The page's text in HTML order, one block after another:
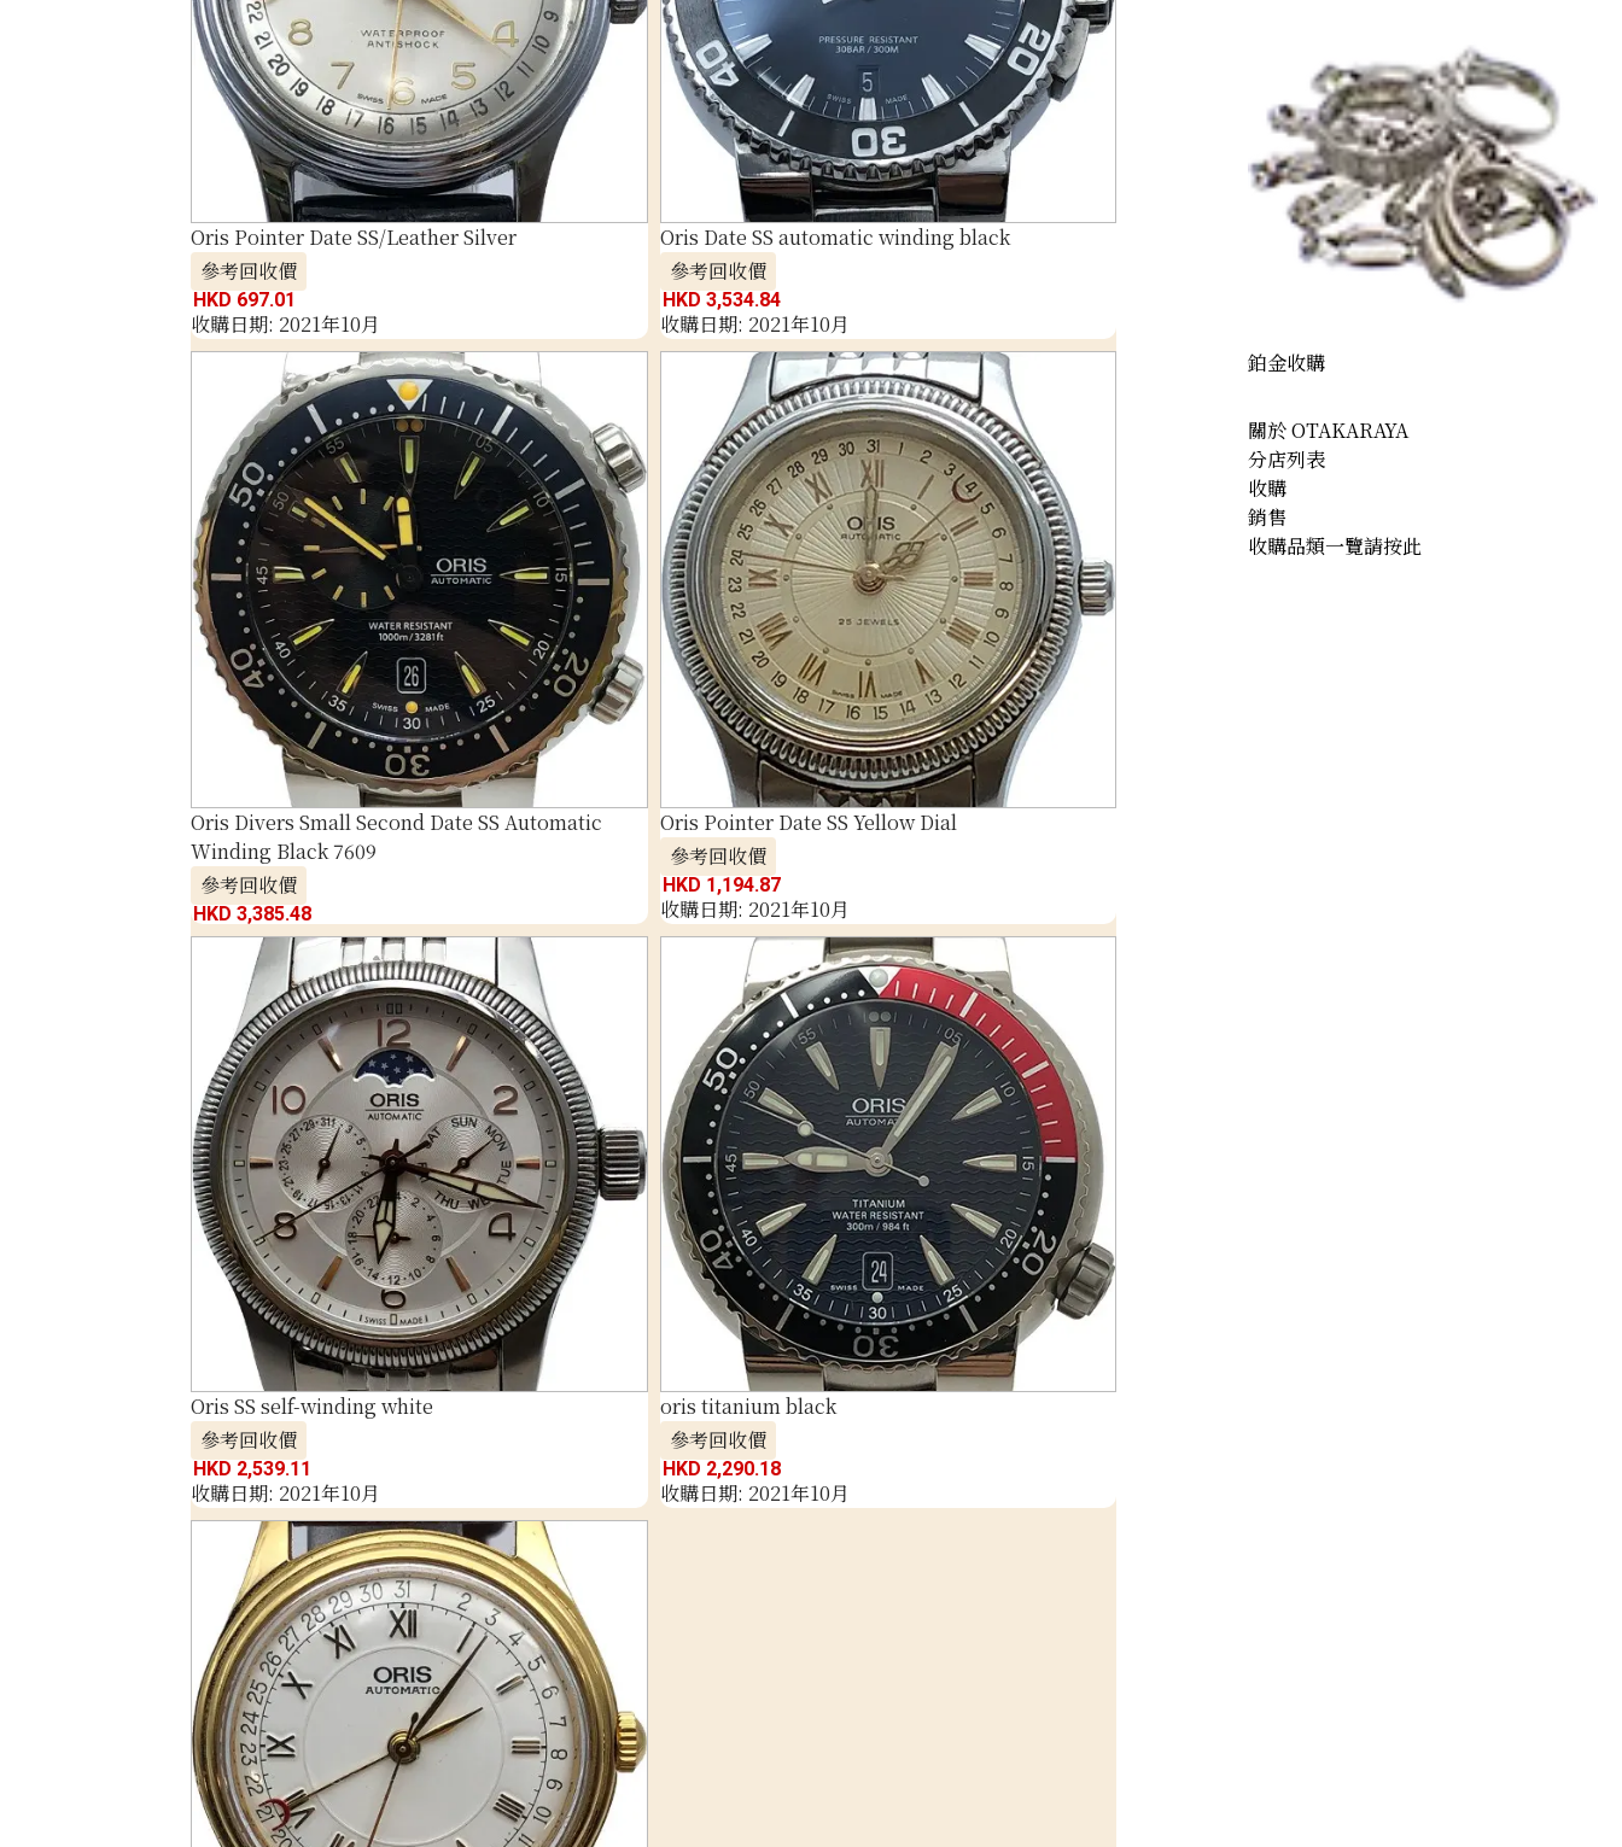
Oris Pointer Date SS/Leather Silver
參考回收價
HKD 697.01
收購日期: 2021年10月
Oris Date SS automatic winding black
參考回收價
HKD 3,534.84
收購日期: 2021年10月
Oris Divers Small Second Date SS Automatic
Winding Black 7609
參考回收價
HKD 3,385.48
Oris Pointer Date SS Yellow Dial
參考回收價
HKD 1,194.87
收購日期: 2021年10月
Oris SS self-winding white
參考回收價
HKD 2,539.11
收購日期: 2021年10月
oris titanium black
參考回收價
HKD 2,290.18
收購日期: 2021年10月
鉑金收購
關於 OTAKARAYA
分店列表
收購
銷售
收購品類一覽請按此